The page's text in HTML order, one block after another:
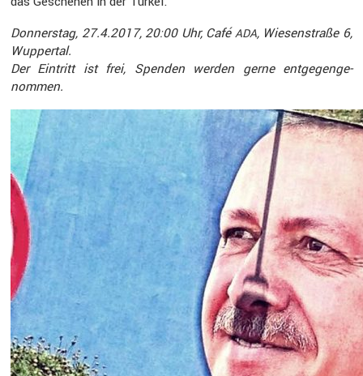
Donnerstag, 27.4.2017, 20:00 Uhr, CaféADA, Wiesen­straße 6,
Wuppertal.
Der Eintritt ist frei, Spenden werden gerne entge­gen­ge­
nommen.